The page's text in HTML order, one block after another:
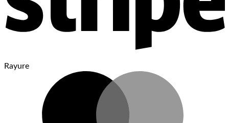
Rayure